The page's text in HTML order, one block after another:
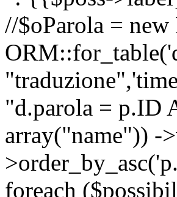
//$oParola =
"d.parola = p.ID
array("name")) -
foreach